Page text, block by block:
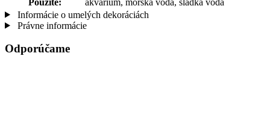
Informácie o umelých dekoráciách
Právne informácie
Odporúčame